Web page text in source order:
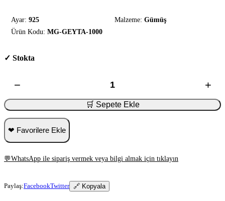
Ayar: 925 Malzeme: Gümüş
Ürün Kodu: MG-GEYTA-1000
✓ Stokta
− +
🛒 Sepete Ekle
❤ Favorilere Ekle
💬WhatsApp ile sipariş vermek veya bilgi almak için tıklayın
Paylaş:FacebookTwitter 🔗 Kopyala